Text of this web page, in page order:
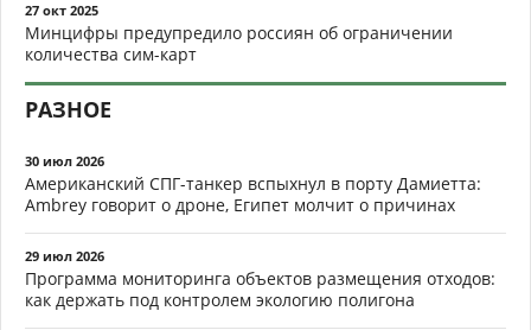
27 окт 2025
Минцифры предупредило россиян об ограничении
количества сим-карт
РАЗНОЕ
30 июл 2026
Американский СПГ-танкер вспыхнул в порту Дамиетта:
Ambrey говорит о дроне, Египет молчит о причинах
29 июл 2026
Программа мониторинга объектов размещения отходов:
как держать под контролем экологию полигона